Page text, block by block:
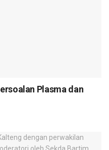
Plasma dan